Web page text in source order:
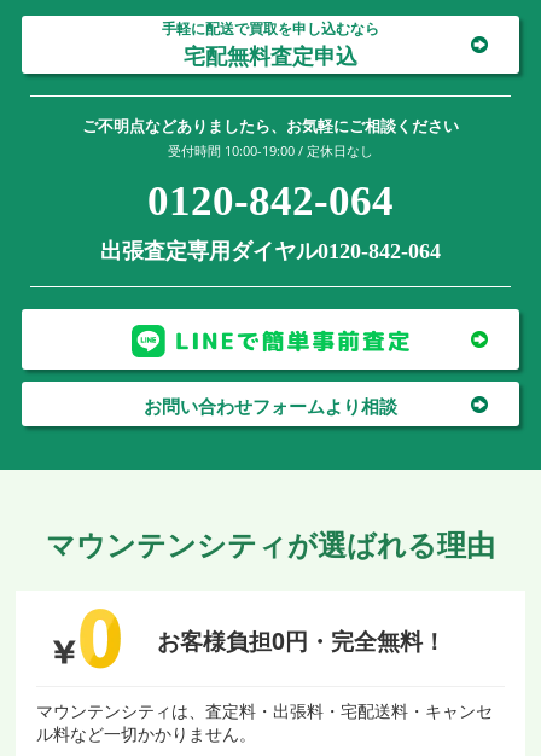
手軽に配送で買取を申し込むなら
宅配無料査定申込
ご不明点などありましたら、お気軽にご相談ください
受付時間 10:00-19:00 / 定休日なし
0120-842-064
出張査定専用ダイヤル0120-842-064
お問い合わせフォームより相談
マウンテンシティが選ばれる理由
お客様負担0円・ 完全無料！
マウンテンシティは、査定料・出張料・宅配送料・キャンセ
ル料など一切かかりません。